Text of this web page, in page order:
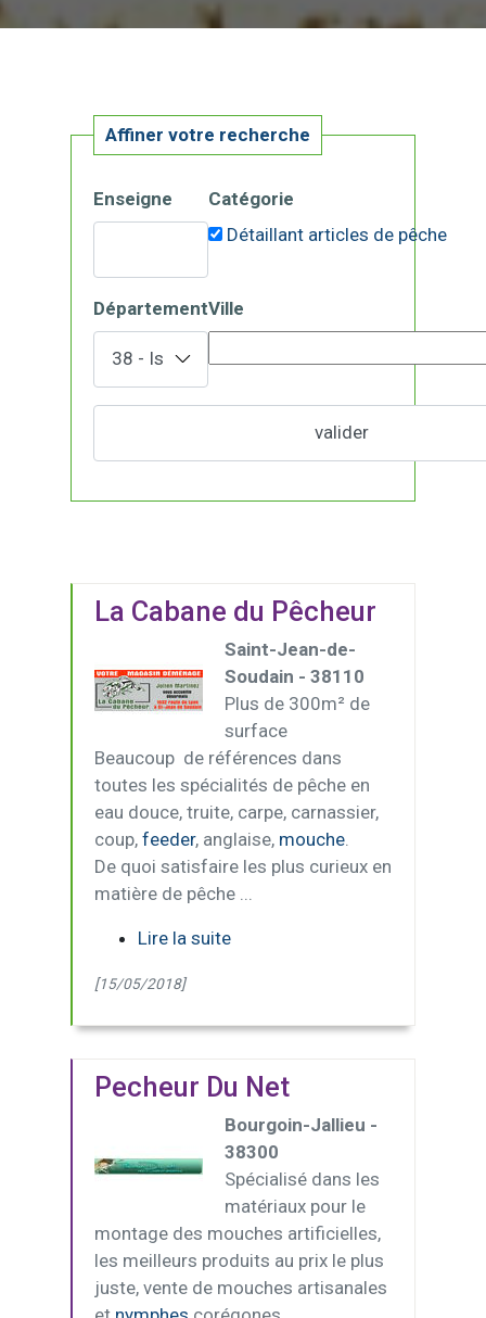
Affiner votre recherche
Enseigne
Catégorie
Détaillant articles de pêche
DépartementVille
La Cabane du Pêcheur
Saint-Jean-de-
Soudain - 38110
Plus de 300m² de
surface
Beaucoup de références dans
toutes les spécialités de pêche en
eau douce, truite, carpe, carnassier,
coup, feeder, anglaise, mouche
De quoi satisfaire les plus curieux en
matière de pêche ...
Lire la suite
[15/05/2018]
Pecheur Du Net
Bourgoin-Jallieu -
38300
Spécialisé dans les
matériaux pour le
montage des mouches artificielles,
les meilleurs produits au prix le plus
juste, vente de mouches artisanales